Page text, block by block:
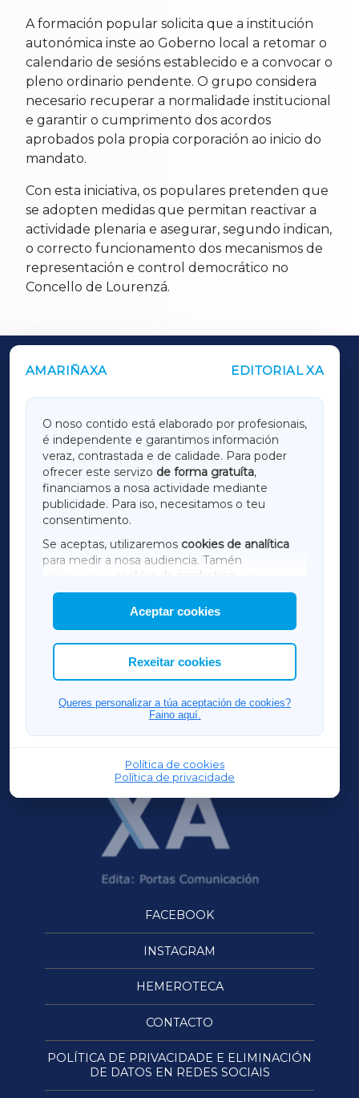
A formación popular solicita que a institución
autonómica inste ao Goberno local a retomar o
calendario de sesións establecido e a convocar o
pleno ordinario pendente. O grupo considera
necesario recuperar a normalidade institucional
e garantir o cumprimento dos acordos
aprobados pola propia corporación ao inicio do
mandato.
Con esta iniciativa, os populares pretenden que
se adopten medidas que permitan reactivar a
actividade plenaria e asegurar, segundo indican,
o correcto funcionamento dos mecanismos de
representación e control democrático no
Concello de Lourenzá.
AMARIÑAXA EDITORIAL XA
O noso contido está elaborado por profesionais,
é independente e garantimos información
veraz, contrastada e de calidade. Para poder
ofrecer este servizo de forma gratuíta,
financiamos a nosa actividade mediante
publicidade. Para iso, necesitamos o teu
consentimento.
Se aceptas, utilizaremos cookies de analítica
para medir a nosa audiencia. Tamén
utilizaremos
cookies de marketing
mostrar publicidade de terceiros.
Así mesmo, podes personalizar a elección das
cookies que desexas permitir.
Aceptar cookies
Rexeitar cookies
Queres personalizar a túa aceptación de cookies?
Faino aquí.
Política de cookies
Política de privacidade
OUTROS PERIÓDICOS
LUGOXA
TERRACHAXA
AMARIÑAXA
RIBEIRASACRAXA
ACORUÑAXA
FERROLXA
OURENSEXA
FACEBOOK
INSTAGRAM
HEMEROTECA
CONTACTO
POLÍTICA DE PRIVACIDADE E ELIMINACIÓN
DE DATOS EN REDES SOCIAIS